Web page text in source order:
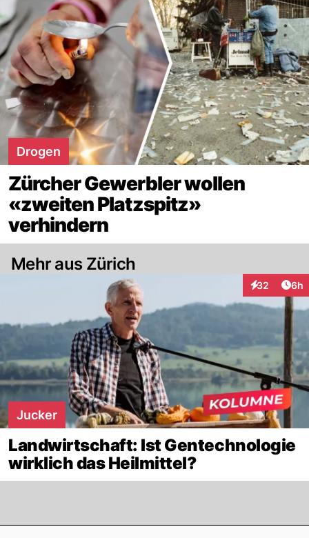
Drogen
Zürcher Gewerbler wollen
«zweiten Platzspitz»
verhindern
Mehr aus Zürich
32
Interaktionen
6h
Jucker
Landwirtschaft: Ist Gentechnologie
wirklich das Heilmittel?